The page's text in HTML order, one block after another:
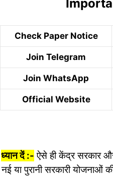
Check Paper Notice
Join Telegram
Join WhatsApp
Official Website
ध्यान दें :- ऐसे ही केंद्र सरकार
नई या पुरानी सरकारी